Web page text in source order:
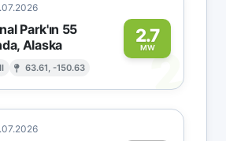
Park'ın 55
Alaska
II 63.61, -150.63
2.7
MW2